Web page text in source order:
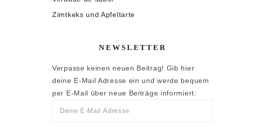
Zimtkeks und Apfeltarte
NEWSLETTER
Verpasse keinen neuen Beitrag! Gib hier
deine E-Mail Adresse ein und werde bequem
per E-Mail über neue Beiträge informiert: